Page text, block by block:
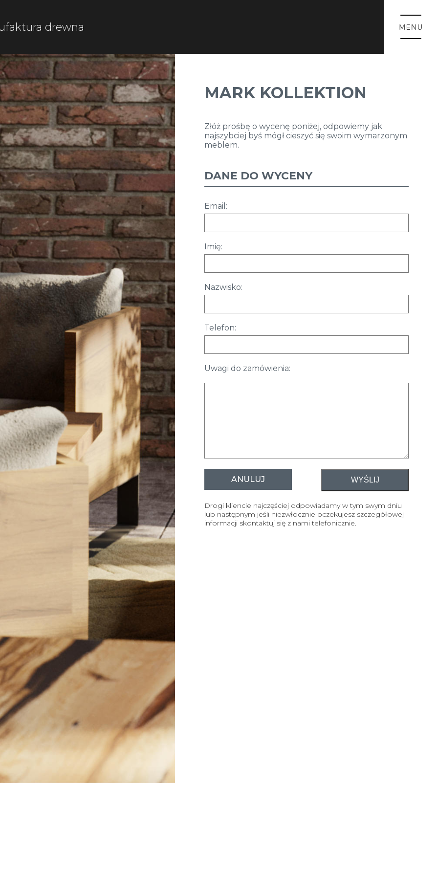
drewna
MARK KOLLEKTION
Złóż prośbę o wycenę poniżej, odpowiemy jak
najszybciej byś mógł cieszyć się swoim wymarzonym
meblem.
DANE DO WYCENY
Email:
Imię:
Nazwisko:
Telefon:
Uwagi do zamówienia:
ANULUJ
Drogi kliencie najczęściej odpowiadamy w tym swym dniu
lub następnym jeśli niezwłocznie oczekujesz szczegółowej
informacji skontaktuj się z nami telefonicznie.